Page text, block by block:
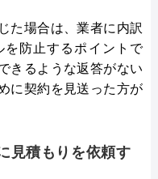
た場合は、業者に内訳
防止するポイントで
きるような返答がない
に契約を見送った方が
見積もりを依頼す